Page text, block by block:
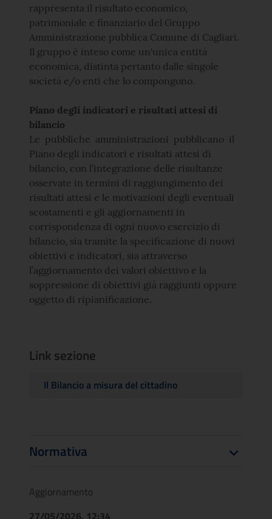
rappresenta il risultato economico,
patrimoniale e finanziario del Gruppo
Amministrazione pubblica Comune di Cagliari.
Il gruppo è inteso come un'unica entità
economica, distinta pertanto dalle singole
società e/o enti che lo compongono.
Piano degli indicatori e risultati attesi di
bilancio
Le pubbliche amministrazioni pubblicano il
Piano degli indicatori e risultati attesi di
bilancio, con l’integrazione delle risultanze
osservate in termini di raggiungimento dei
risultati attesi e le motivazioni degli eventuali
scostamenti e gli aggiornamenti in
corrispondenza di ogni nuovo esercizio di
bilancio, sia tramite la specificazione di nuovi
obiettivi e indicatori, sia attraverso
l’aggiornamento dei valori obiettivo e la
soppressione di obiettivi già raggiunti oppure
oggetto di ripianificazione.
Link sezione
Il Bilancio a misura del cittadino
Normativa
Aggiornamento
27/05/2026, 12:34